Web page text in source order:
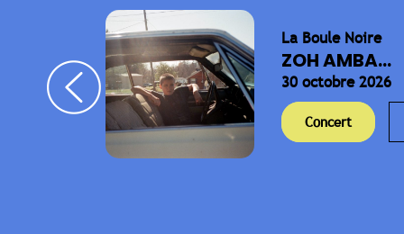
La Boule Noire
ZOH AMBA...
30 octobre 2026
Concert